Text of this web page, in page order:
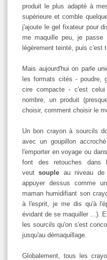
produit le plus adapté à
supérieure et comble
j'ajoute le gel fixateur pour
me maquille peu, je
légèrement teinté, puis c'est
Mais aujourd'hui on parle
les formats cités - poudre,
cire compacte - c'est
nombre, un produit
choisir, comment choisir le
Un bon crayon à sourcils
avec un goupillon
l'emporter en voyage ou
font des retouches dans
veutsouple au niveau
appuyer dessus comme
maman humidifiant son
à l'esprit, je me dis qu'à
évidant de se maquiller ...).
les sourcils qu'on s'est
jusqu'au démaquillage.
Globalement, tous les